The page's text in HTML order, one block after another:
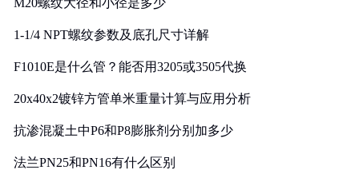
M20螺纹大径和小径是多少
1-1/4 NPT螺纹参数及底孔尺寸详解
F1010E是什么管？能否用3205或3505代换
20x40x2镀锌方管单米重量计算与应用分析
抗渗混凝土中P6和P8膨胀剂分别加多少
法兰PN25和PN16有什么区别